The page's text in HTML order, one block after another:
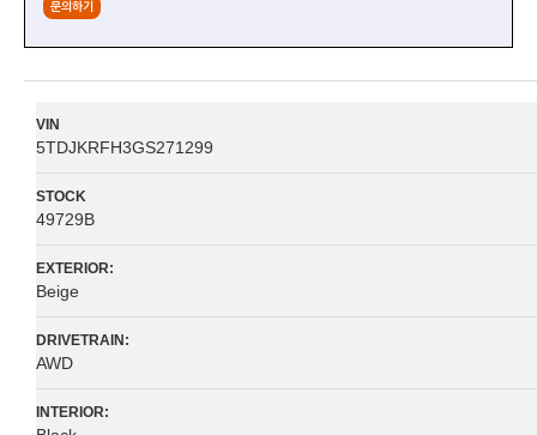
문의하기
VIN
5TDJKRFH3GS271299
STOCK
49729B
EXTERIOR:
Beige
DRIVETRAIN:
AWD
INTERIOR: